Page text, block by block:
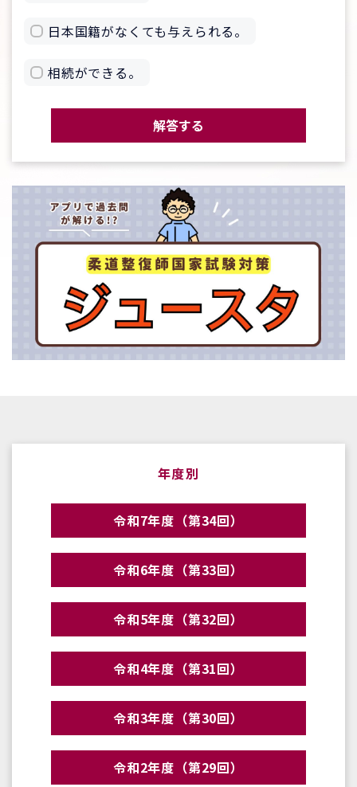
日本国籍がなくても与えられる。
相続ができる。
解答する
年度別
令和7年度（第34回）
令和6年度（第33回）
令和5年度（第32回）
令和4年度（第31回）
令和3年度（第30回）
令和2年度（第29回）